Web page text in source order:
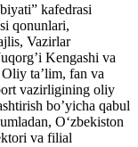
kafedrasi
qonunlari,
Vazirlar
Kengashi va
ta’lim, fan va
vazirligining oliy
bo’yicha qabul
O‘zbekiston
va filial